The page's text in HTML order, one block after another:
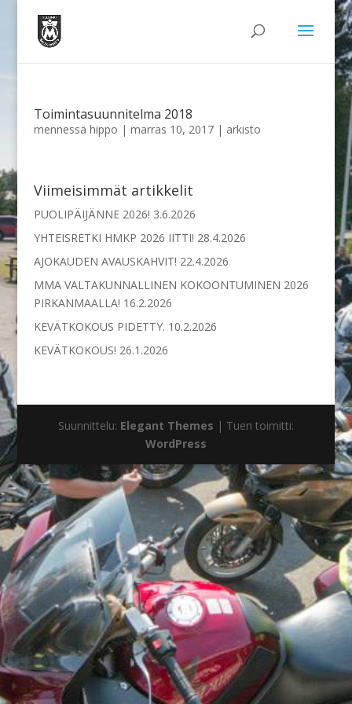
Toimintasuunnitelma 2018
mennessä hippo | marras 10, 2017| arkisto
Viimeisimmät artikkelit
PUOLIPÄIJÄNNE 2026! 3.6.2026
YHTEISRETKI HMKP 2026 IITTI! 28.4.2026
AJOKAUDEN AVAUSKAHVIT! 22.4.2026
MMA VALTAKUNNALLINEN KOKOONTUMINEN 2026
PIRKANMAALLA! 16.2.2026
KEVÄTKOKOUS PIDETTY. 10.2.2026
KEVÄTKOKOUS! 26.1.2026
Suunnittelu: Elegant Themes | Tuen toimitti:
WordPress